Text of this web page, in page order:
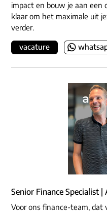
impact en bouw je aan een
klaar om het maximale uit
verder.
vacature
Senior Finance Specialist |
Voor ons finance-team, dat